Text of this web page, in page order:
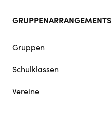
GRUPPENARRANGEMENTS
Gruppen
Schulklassen
Vereine